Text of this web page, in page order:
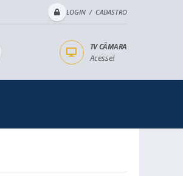
LOGIN / CADASTRO
TV CÂMARA
Acesse!